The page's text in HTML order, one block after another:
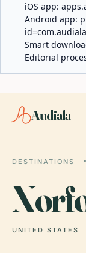
iOS app:
Android app:
Smart
Editorial
Audiala
DESTINATIONS
UNITED STATES